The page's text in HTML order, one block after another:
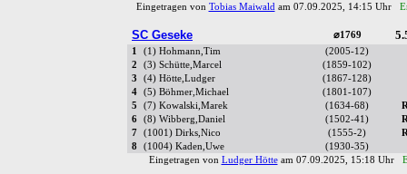
Eingetragen von Tobias Maiwaldam 07.09.2025, 14:15 Uhr
SC Geseke ⌀1769
1 (1) Hohmann,Tim
(2005-12)
2
(3) Schütte,Marcel
(1859-102)
3
(4) Hötte,Ludger
(1867-128)
4
(5) Böhmer,Michael
(1801-107)
5
(7) Kowalski,Marek (1634-68)
6
(8) Wibberg,Daniel (1502-41)
7
(1001) Dirks,Nico (1555-2)
8
(1004) Kaden,Uwe
(1930-35)
Eingetragen von Ludger Hötteam 07.09.2025, 15:18 Uhr